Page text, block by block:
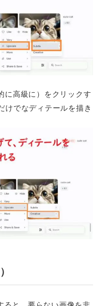
に高級に）をクリックす
けでなディテールを描き